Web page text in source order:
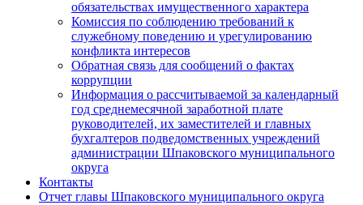
обязательствах имущественного характера
Комиссия по соблюдению требований к
служебному поведению и урегулированию
конфликта интересов
Обратная связь для сообщений о фактах
коррупции
Информация о рассчитываемой за календарный
год среднемесячной заработной плате
руководителей, их заместителей и главных
бухгалтеров подведомственных учреждений
администрации Шпаковского муниципального
округа
Контакты
Отчет главы Шпаковского муниципального округа